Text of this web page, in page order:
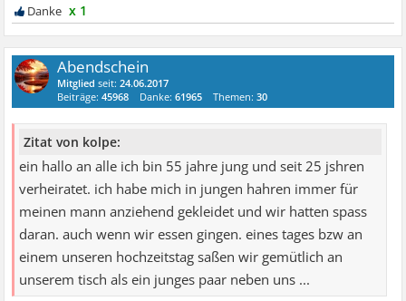
x 1
Abendschein
Mitglied seit:24.06.2017
Beiträge:45968 Danke:61965 Themen:30
Zitat von kolpe:
ein hallo an alle ich bin 55 jahre jung und seit 25 jshren
verheiratet. ich habe mich in jungen hahren immer für
meinen mann anziehend gekleidet und wir hatten spass
daran. auch wenn wir essen gingen. eines tages bzw an
einem unseren hochzeitstag saßen wir gemütlich an
unserem tisch als ein junges paar neben uns ...